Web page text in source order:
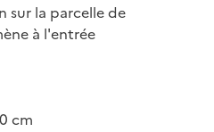
sur la parcelle de
à l'entrée
cm